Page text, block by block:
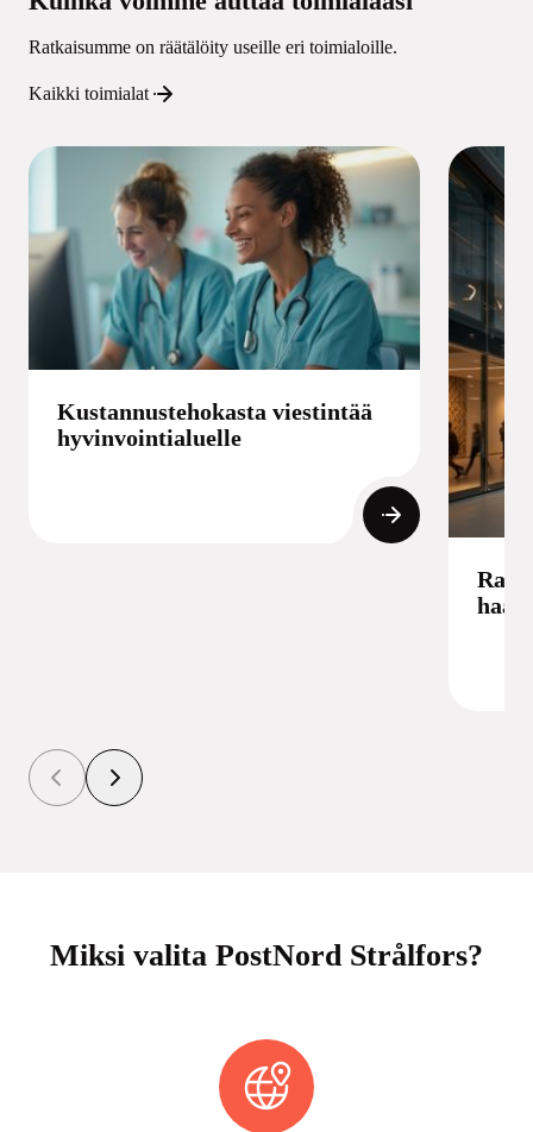
Ratkaisumme on räätälöity useille eri toimialoille.
Kaikki toimialat
Kustannustehokasta viestintää
hyvinvointialuelle
Miksi valita PostNord Strålfors?